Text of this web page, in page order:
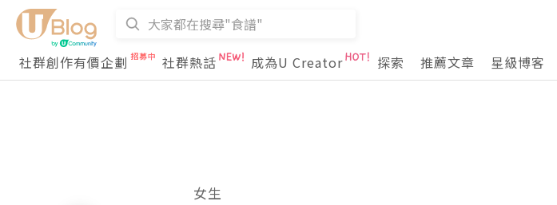
社群創作有價企劃
社群熱話 成為U Creator 探索 推薦文章 星級博客
女生